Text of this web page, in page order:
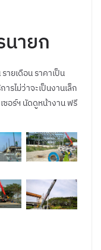
นายก
ายเดือน ราคาเป็น
ารไม่ว่าจะเป็นงานเล็ก
ซอร์ฯ นัดดูหน้างาน ฟรี